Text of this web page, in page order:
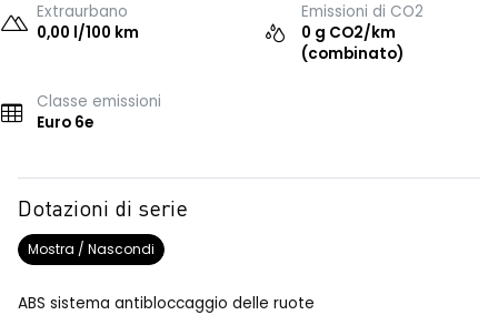
Extraurbano
0,00 l/100 km
Emissioni di CO2
0 g CO2/km
(combinato)
Classe emissioni
Euro 6e
Dotazioni di serie
Mostra / Nascondi
ABS sistema antibloccaggio delle ruote